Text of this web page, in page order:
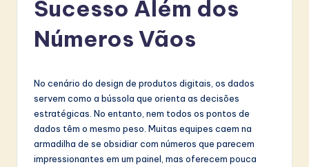
Sucesso Além dos
Números Vãos
No cenário do design de produtos digitais, os dados
servem como a bússola que orienta as decisões
estratégicas. No entanto, nem todos os pontos de
dados têm o mesmo peso. Muitas equipes caem na
armadilha de se obsidiar com números que parecem
impressionantes em um painel, mas oferecem pouca